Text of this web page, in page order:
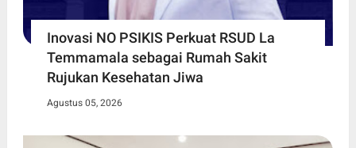
Inovasi NO PSIKIS Perkuat RSUD La
Temmamala sebagai Rumah Sakit
Rujukan Kesehatan Jiwa
Agustus 05, 2026